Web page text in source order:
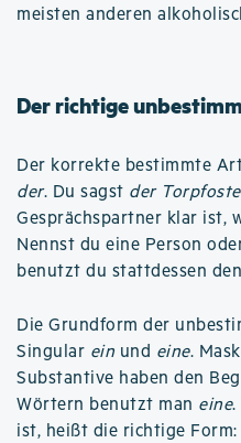
meisten anderen
Der richtige
Der korrekte bestimmte
der. Du sagst der
Gesprächspartner klar ist,
Nennst du eine Person
benutzt du stattdessen
Die Grundform der
Singular ein und eine.
Substantive haben den
Wörtern benutzt man eine.
ist, heißt die richtige Form: